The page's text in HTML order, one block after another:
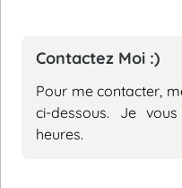
Contactez Moi :)
Pour me contacter,
ci-dessous. Je
heures.